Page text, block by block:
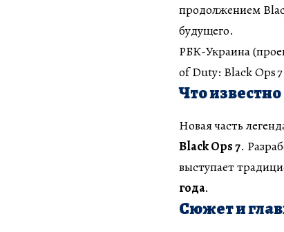
продолжением
будущего.
РБК-Украина
of Duty: Black Ops
Что известно
Новая часть
Black Ops 7.
выступает
года.
Сюжет и